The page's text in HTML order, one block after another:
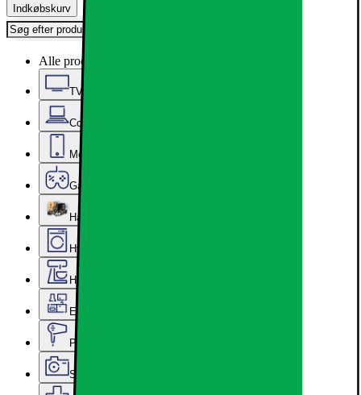
Indkøbskurv
Alle produkter
TV, Lyd & Smart Home
Computer & Kontor
Mobil, Tablet & Smartwatch
Gaming
Hardware
Hvidevarer
Hjem, Rengøring & Køkkenudstyr
Epoq køkken & bryggers
Personlig pleje, Skønhed & Velvære
Sport, Fritid & Hobby